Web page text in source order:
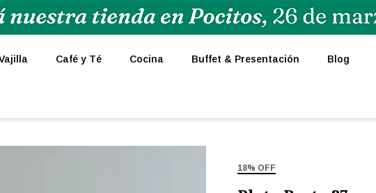
Café y Té Cocina Buffet & Presentación Blog
18% OFF